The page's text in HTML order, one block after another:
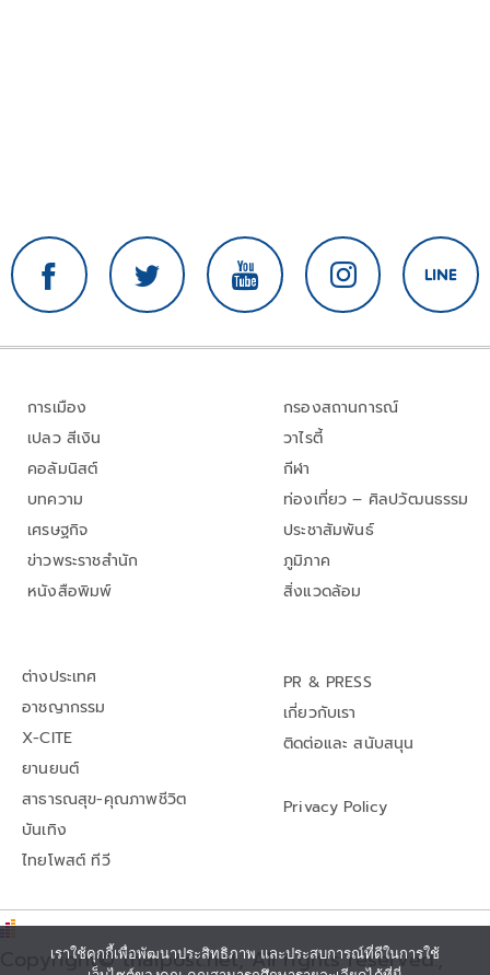
การเมือง
เปลว สีเงิน
คอลัมนิสต์
บทความ
เศรษฐกิจ
ข่าวพระราชสำนัก
หนังสือพิมพ์
กรองสถานการณ์
วาไรตี้
กีฬา
ท่องเที่ยว – ศิลปวัฒนธรรม
ประชาสัมพันธ์
ภูมิภาค
สิ่งแวดล้อม
ต่างประเทศ
อาชญากรรม
X-CITE
ยานยนต์
สาธารณสุข-คุณภาพชีวิต
บันเทิง
ไทยโพสต์ ทีวี
PR & PRESS
เกี่ยวกับเรา
ติดต่อและ สนับสนุน
Privacy Policy
Copyright© thaipost.net, All rights reserved.,
เราใช้คุกกี้เพื่อพัฒนาประสิทธิภาพ และประสบการณ์ที่ดีในการใช้